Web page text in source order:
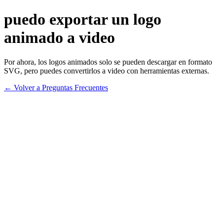
puedo exportar un logo
animado a video
Por ahora, los logos animados solo se pueden descargar en formato
SVG, pero puedes convertirlos a video con herramientas externas.
← Volver a Preguntas Frecuentes